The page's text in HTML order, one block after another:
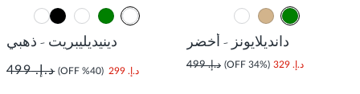
دانديلايونز - أخضر
د.إ. 329 (34% OFF) د.إ. 499
دينيديليبريت - ذهبي
د.إ. 299 (40% OFF) د.إ. 499